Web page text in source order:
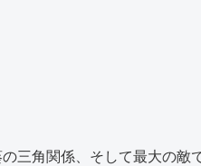
三角関係、そして最大の敵